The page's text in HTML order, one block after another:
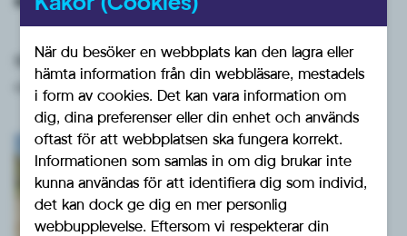
SD Hylte arrangerar sin årliga motorträff på Skärshults
camping
När du besöker en webbplats kan den lagra eller
hämta information från din webbläsare, mestadels
i form av cookies. Det kan vara information om
dig, dina preferenser eller din enhet och används
oftast för att webbplatsen ska fungera korrekt.
Informationen som samlas in om dig brukar inte
kunna användas för att identifiera dig som individ,
det kan dock ge dig en mer personlig
webbupplevelse. Eftersom vi respekterar din